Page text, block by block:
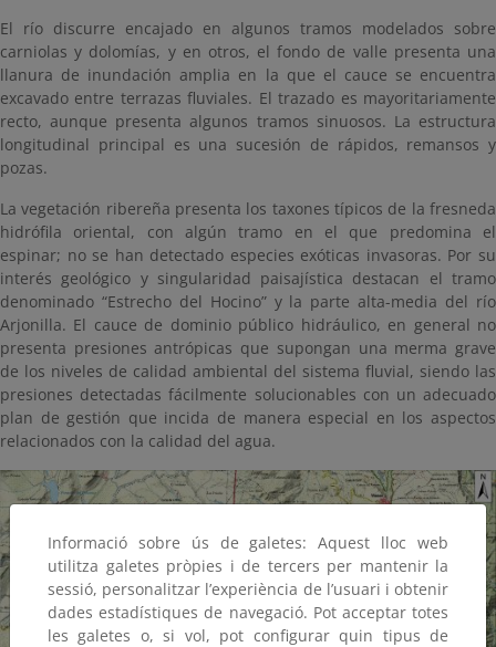
El río discurre encajado en algunos tramos modelados sobre
carniolas y dolomías, y en otros, el fondo de valle presenta una
llanura de inundación amplia en la que el cauce se encuentra
excavado entre terrazas fluviales. El trazado es mayoritariamente
recto, aunque presenta algunos tramos sinuosos. La estructura
longitudinal principal es una sucesión de rápidos, remansos y
pozas.
La vegetación ribereña presenta los taxones típicos de la fresneda
hidrófila oriental, con algún tramo en el que predomina el
espinar; no se han detectado especies exóticas invasoras. Por su
interés geológico y singularidad paisajística destacan el tramo
denominado “Estrecho del Hocino” y la parte alta-media del río
Arjonilla. El cauce de dominio público hidráulico, en general no
presenta presiones antrópicas que supongan una merma grave
de los niveles de calidad ambiental del sistema fluvial, siendo las
presiones detectadas fácilmente solucionables con un adecuado
plan de gestión que incida de manera especial en los aspectos
relacionados con la calidad del agua.
Informació sobre ús de galetes: Aquest lloc web
utilitza galetes pròpies i de tercers per mantenir la
sessió, personalitzar l’experiència de l’usuari i obtenir
dades estadístiques de navegació. Pot acceptar totes
les galetes o, si vol, pot configurar quin tipus de